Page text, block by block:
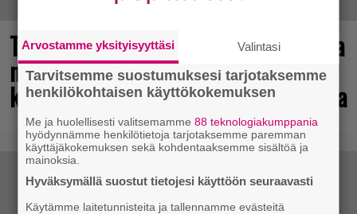
Tulevasta Resident Evil -uusioversiosta
näyttäisi tulevan menestys – jo yli
kahden miljoonan pelaajan toivelistalla
Arvostamme yksityisyyttäsi Valintasi
Tarvitsemme suostumuksesi tarjotaksemme
henkilökohtaisen käyttökokemuksen
Me ja huolellisesti valitsemamme88 teknologiakumppania
hyödynnämme henkilötietoja tarjotaksemme paremman
käyttäjäkokemuksen sekä kohdentaaksemme sisältöä ja
mainoksia.
Hyväksymällä suostut tietojesi käyttöön seuraavasti
Käytämme laitetunnisteita ja tallennamme evästeitä